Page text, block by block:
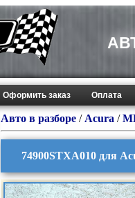
Оформить заказ Оплата
Авто в разборе / Acura /
74900STXA010 для